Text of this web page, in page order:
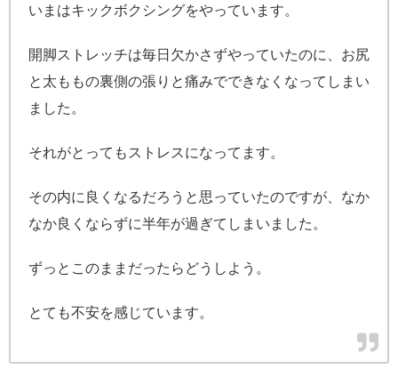
いまはキックボクシングをやっています。
開脚ストレッチは毎日欠かさずやっていたのに、お尻
と太ももの裏側の張りと痛みでできなくなってしまい
ました。
それがとってもストレスになってます。
その内に良くなるだろうと思っていたのですが、なか
なか良くならずに半年が過ぎてしまいました。
ずっとこのままだったらどうしよう。
とても不安を感じています。